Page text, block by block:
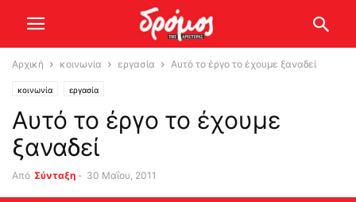
Αρχική κοινωνία εργασία Αυτό το έργο το έχουμε ξαναδεί
κοινωνία εργασία
Αυτό το έργο το έχουμε
ξαναδεί
Από Σύνταξη - 30 Μαΐου, 2011